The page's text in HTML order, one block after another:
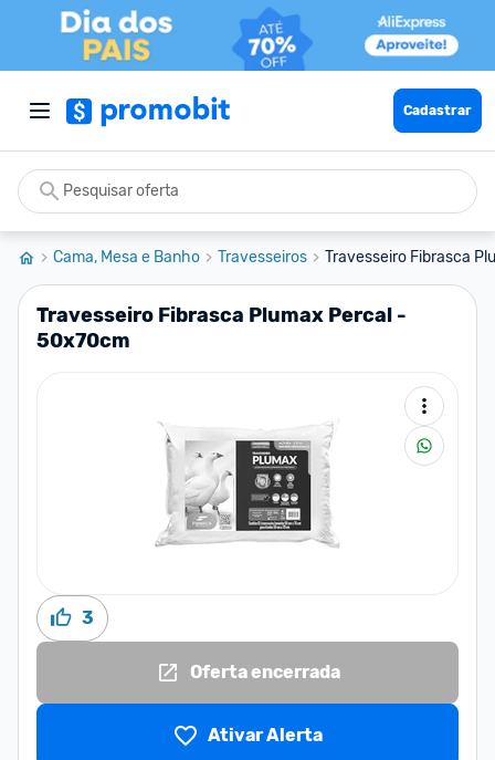
Cadastrar
Cama, Mesa e Banho Travesseiros Travesseiro Fibrasca
Travesseiro Fibrasca Plumax Percal -
50x70cm
3
Oferta encerrada
Ativar Alerta